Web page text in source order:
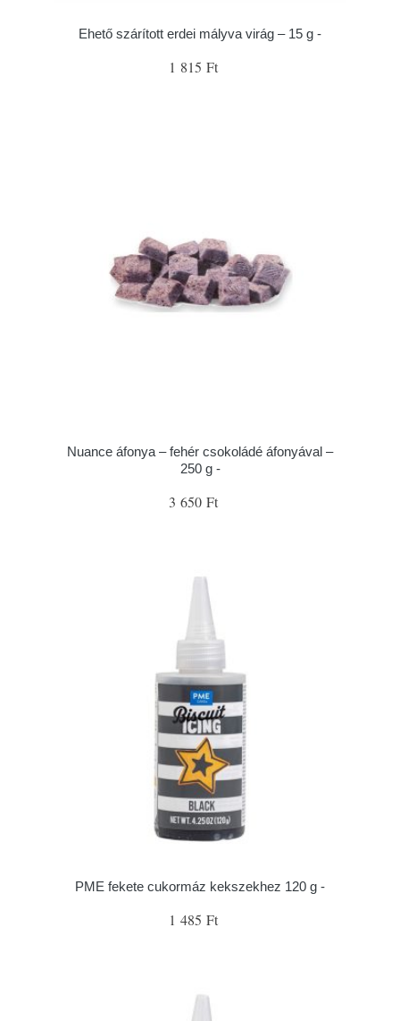
Ehető szárított erdei mályva virág – 15 g -
1 815 Ft
Nuance áfonya – fehér csokoládé áfonyával –
250 g -
3 650 Ft
PME fekete cukormáz kekszekhez 120 g -
1 485 Ft